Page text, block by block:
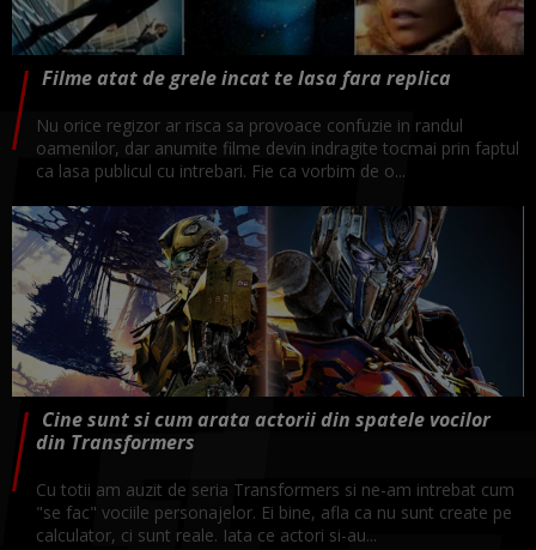
Filme atat de grele incat te lasa fara replica
Nu orice regizor ar risca sa provoace confuzie in randul
oamenilor, dar anumite filme devin indragite tocmai prin faptul
ca lasa publicul cu intrebari. Fie ca vorbim de o...
Cine sunt si cum arata actorii din spatele vocilor
din Transformers
Cu totii am auzit de seria Transformers si ne-am intrebat cum
"se fac" vociile personajelor. Ei bine, afla ca nu sunt create pe
calculator, ci sunt reale. Iata ce actori si-au...